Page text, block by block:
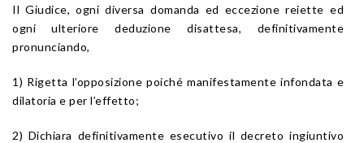
Il Giudice, ogni diversa domanda ed eccezione reiette ed
ogni ulteriore deduzione disattesa, definitivamente
pronunciando,
1) Rigetta l’opposizione poiché manifestamente infondata e
dilatoria e per l’effetto;
2) Dichiara definitivamente esecutivo il decreto ingiuntivo